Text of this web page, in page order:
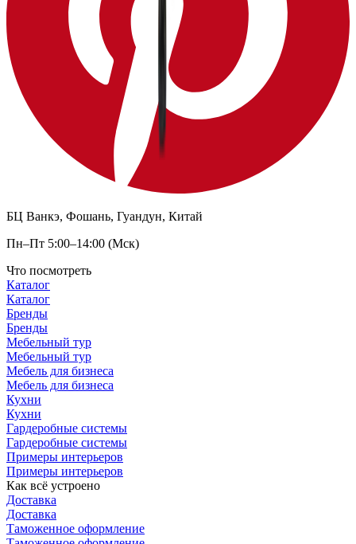
БЦ Ванкэ, Фошань, Гуандун, Китай
Пн–Пт 5:00–14:00 (Мск)
Что посмотреть
Каталог
Каталог
Бренды
Бренды
Мебельный тур
Мебельный тур
Мебель для бизнеса
Мебель для бизнеса
Кухни
Кухни
Гардеробные системы
Гардеробные системы
Примеры интерьеров
Примеры интерьеров
Как всё устроено
Доставка
Доставка
Таможенное оформление